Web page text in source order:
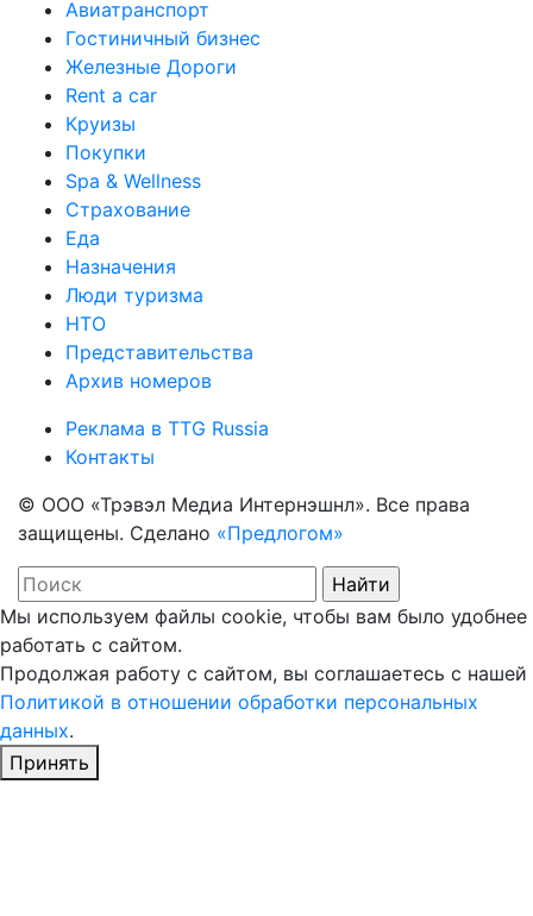
Авиатранспорт
Гостиничный бизнес
Железные Дороги
Rent a car
Круизы
Покупки
Spa & Wellness
Страхование
Еда
Назначения
Люди туризма
НТО
Представительства
Архив номеров
Реклама в TTG Russia
Контакты
© ООО «Трэвэл Медиа Интернэшнл». Все права
защищены. Сделано «Предлогом»
Мы используем файлы cookie, чтобы вам было удобнее
работать с сайтом.
Продолжая работу с сайтом, вы соглашаетесь с нашей
Политикой в отношении обработки персональных
данных.
Принять